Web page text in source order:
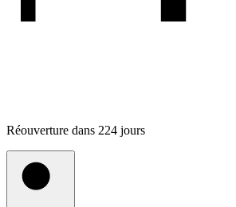
Réouverture dans 224 jours